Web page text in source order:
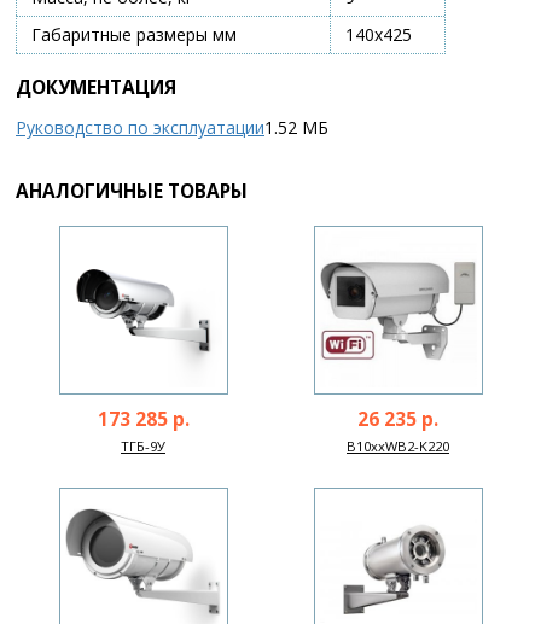
Габаритные размеры мм
140х425
ДОКУМЕНТАЦИЯ
Руководство по эксплуатации1.52 МБ
АНАЛОГИЧНЫЕ ТОВАРЫ
173 285 р.
ТГБ-9У
26 235 р.
B10xxWB2-K220